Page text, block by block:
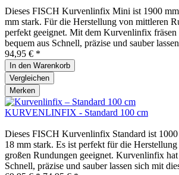
Dieses FISCH Kurvenlinfix Mini ist 1900
mm stark. Für die Herstellung von mittleren
perfekt geeignet. Mit dem Kurvenlinfix fräsen
bequem aus Schnell, präzise und sauber
94,95 € *
In den Warenkorb
Vergleichen
Merken
KURVENLINFIX - Standard 100 cm
Dieses FISCH Kurvenlinfix Standard ist
18 mm stark. Es ist perfekt für die
großen Rundungen geeignet. Kurvenlinfix
Schnell, präzise und sauber lassen sich mit